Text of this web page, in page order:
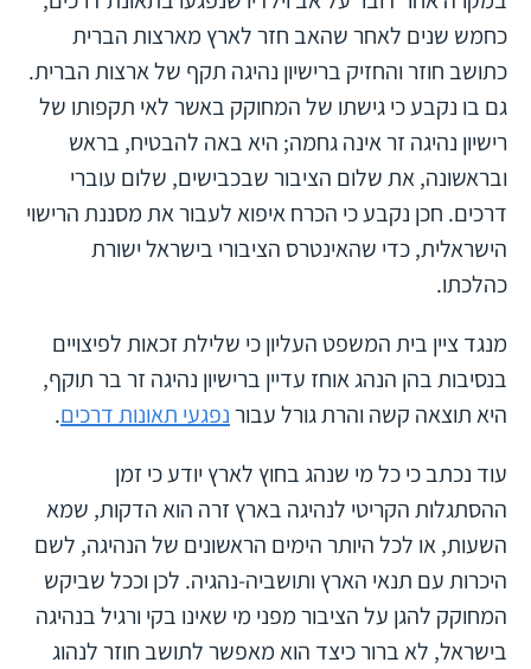
כחמש שנים לאחר שהאב חזר לארץ מארצות הברית
כתושב חוזר והחזיק ברישיון נהיגה תקף של ארצות הברית.
גם בו נקבע כי גישתו של המחוקק באשר לאי תקפותו של
רישיון נהיגה זר אינה גחמה; היא באה להבטיח, בראש
ובראשונה, את שלום הציבור שבכבישים, שלום עוברי
דרכים. חכן נקבע כי הכרח איפוא לעבור את מסננת הרישוי
הישראלית, כדי שהאינטרס הציבורי בישראל ישורת
כהלכתו.
מנגד ציין בית המשפט העליון כי שלילת זכאות לפיצויים
בנסיבות בהן הנהג אוחז עדיין ברישיון נהיגה זר בר תוקף,
היא תוצאה קשה והרת גורל עבורנפגעי תאונות דרכים.
עוד נכתב כי כל מי שנהג בחוץ לארץ יודע כי זמן
ההסתגלות הקריטי לנהיגה בארץ זרה הוא הדקות, שמא
השעות, או לכל היותר הימים הראשונים של הנהיגה, לשם
היכרות עם תנאי הארץ ותושביה-נהגיה. לכן וככל שביקש
המחוקק להגן על הציבור מפני מי שאינו בקי ורגיל בנהיגה
בישראל, לא ברור כיצד הוא מאפשר לתושב חוזר לנהוג